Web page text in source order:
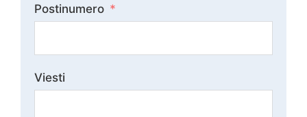
Postinumero
Viesti